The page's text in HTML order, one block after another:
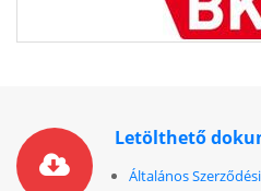
Letölthető
Általános